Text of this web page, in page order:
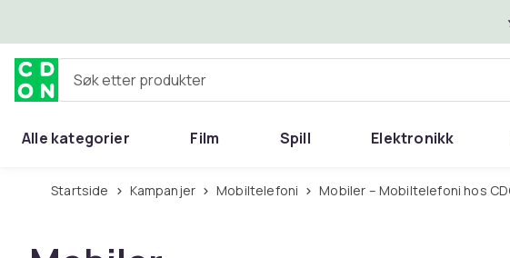
Søk etter produkter
Alle kategorier Film Spill Elektronikk
Startside Kampanjer Mobiltelefoni Mobiler – Mobiltelefoni hos